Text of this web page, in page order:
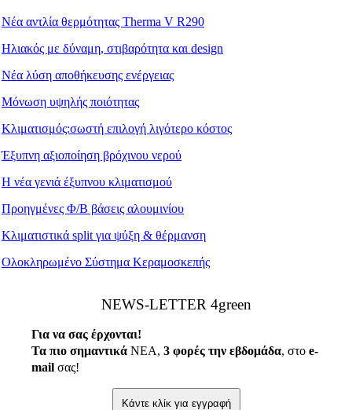
Νέα αντλία θερμότητας Therma V R290
Ηλιακός με δύναμη, στιβαρότητα και design
Νέα λύση αποθήκευσης ενέργειας
Μόνωση υψηλής ποιότητας
Κλιματισμός:σωστή επιλογή λιγότερο κόστος
Έξυπνη αξιοποίηση βρόχινου νερού
Η νέα γενιά έξυπνου κλιματισμού
Προηγμένες Φ/Β βάσεις αλουμινίου
Κλιματιστικά split για ψύξη & θέρμανση
Ολοκληρωμένο Σύστημα Κεραμοσκεπής
ΝEWS-LETTER 4green
Για να σας έρχονται!
Τα πιο σημαντικά ΝΕΑ, 3 φορές την εβδομάδα, στο e-
mail σας!
Κάντε κλίκ για εγγραφή